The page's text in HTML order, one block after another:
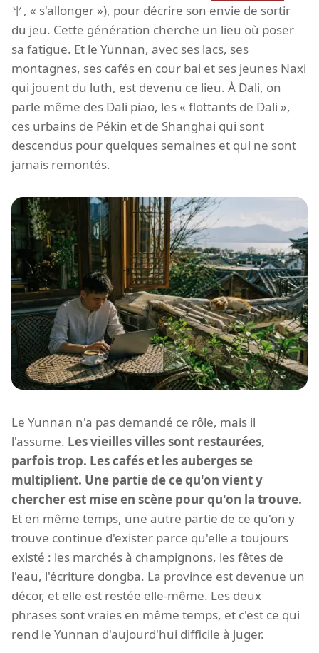
平, « s'allonger »), pour décrire son envie de sortir
du jeu. Cette génération cherche un lieu où poser
sa fatigue. Et le Yunnan, avec ses lacs, ses
montagnes, ses cafés en cour bai et ses jeunes Naxi
qui jouent du luth, est devenu ce lieu. À Dali, on
parle même des Dali piao, les « flottants de Dali »,
ces urbains de Pékin et de Shanghai qui sont
descendus pour quelques semaines et qui ne sont
jamais remontés.
Le Yunnan n'a pas demandé ce rôle, mais il
l'assume. Les vieilles villes sont restaurées,
parfois trop. Les cafés et les auberges se
multiplient. Une partie de ce qu'on vient y
chercher est mise en scène pour qu'on la trouve.
Et en même temps, une autre partie de ce qu'on y
trouve continue d'exister parce qu'elle a toujours
existé : les marchés à champignons, les fêtes de
l'eau, l'écriture dongba. La province est devenue un
décor, et elle est restée elle-même. Les deux
phrases sont vraies en même temps, et c'est ce qui
rend le Yunnan d'aujourd'hui difficile à juger.